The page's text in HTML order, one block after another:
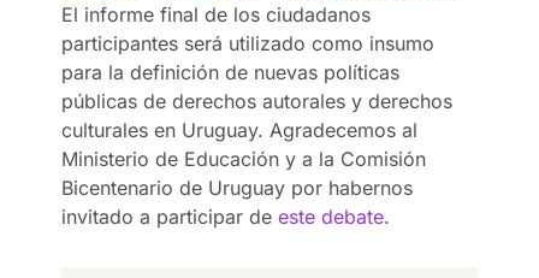
El informe final de los ciudadanos
participantes será utilizado como insumo
para la definición de nuevas políticas
públicas de derechos autorales y derechos
culturales en Uruguay. Agradecemos al
Ministerio de Educación y a la Comisión
Bicentenario de Uruguay por habernos
invitado a participar deeste debate.